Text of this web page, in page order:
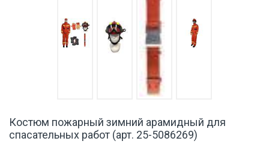
Костюм пожарный зимний арамидный для
спасательных работ (арт. 25-5086269)